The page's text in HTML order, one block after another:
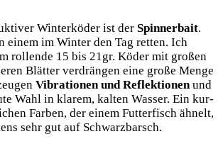
Win­ter­kö­der ist der Spin­ner­bait.
einem im Win­ter den Tag ret­ten. Ich
rol­len­de 15 bis 21gr. Köder mit gro­ßen
Blät­ter ver­drän­gen eine gro­ße Men­ge
Vibra­tio­nen und Reflek­tio­nenund
Wahl in kla­rem, kal­ten Was­ser. Ein kur­
Far­ben, der einem Fut­ter­fisch ähnelt,
sehr gut auf Schwarzbarsch.